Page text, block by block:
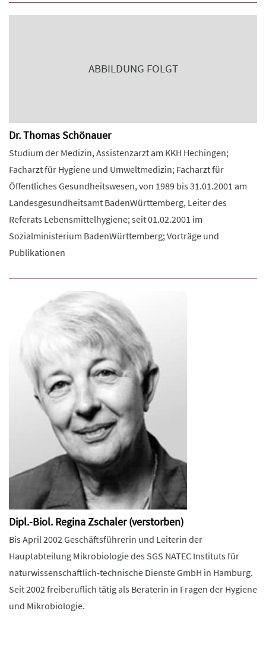
ABBILDUNG FOLGT
Dr. Thomas Schönauer
Studium der Medizin, Assistenzarzt am KKH Hechingen;
Facharzt für Hygiene und Umweltmedizin; Facharzt für
Öffentliches Gesundheitswesen, von 1989 bis 31.01.2001 am
Landesgesundheitsamt BadenWürttemberg, Leiter des
Referats Lebensmittelhygiene; seit 01.02.2001 im
Sozialministerium BadenWürttemberg; Vorträge und
Publikationen
Dipl.-Biol. Regina Zschaler (verstorben)
Bis April 2002 Geschäftsführerin und Leiterin der
Hauptabteilung Mikrobiologie des SGS NATEC Instituts für
naturwissenschaftlich-technische Dienste GmbH in Hamburg.
Seit 2002 freiberuflich tätig als Beraterin in Fragen der Hygiene
und Mikrobiologie.